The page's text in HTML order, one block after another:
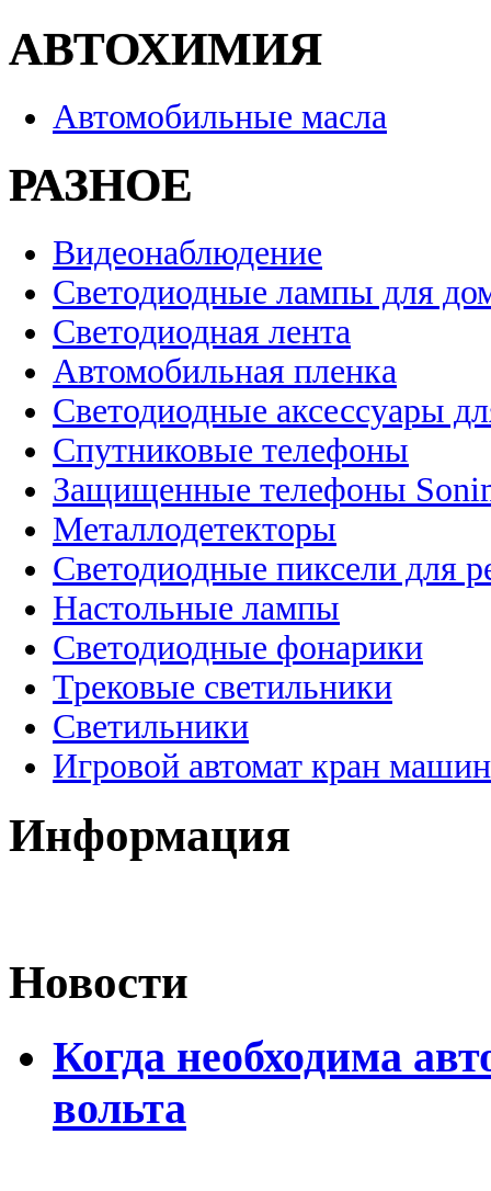
АВТОХИМИЯ
Автомобильные масла
РАЗНОЕ
Видеонаблюдение
Светодиодные лампы для
Светодиодная лента
Автомобильная пленка
Светодиодные аксессуары
Спутниковые телефоны
Защищенные телефоны
Металлодетекторы
Светодиодные пиксели для
Настольные лампы
Светодиодные фонарики
Трековые светильники
Светильники
Игровой автомат кран
Информация
Новости
Когда необходима
вольта